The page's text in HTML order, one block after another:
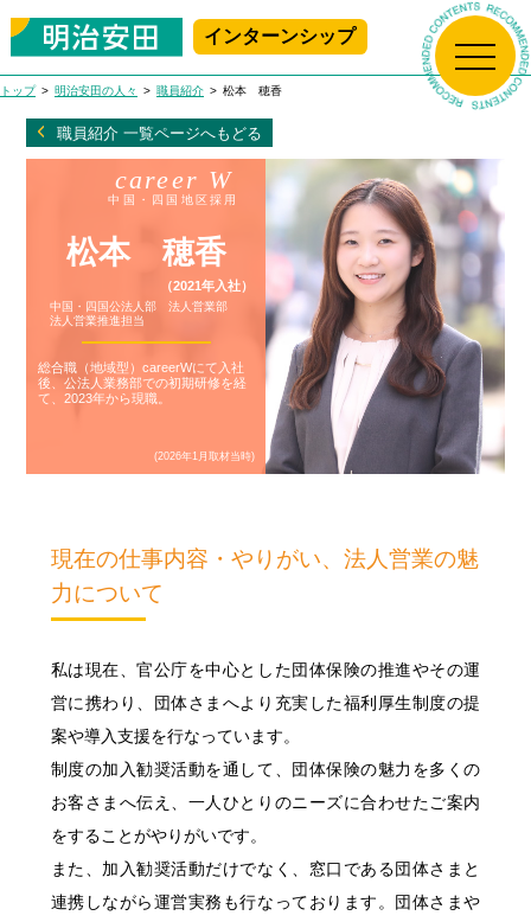
インターンシップ
新規プレエントリー マイページログイン
トップ
生保の学校
生保の学校 Top
アニメで学ぶ!
生命保険ビジネス基礎講座
はじめて学ぶ！
生命保険ビジネス基礎講座
MEIJIYASUDA インターンシップ 2025
明治安田について
明治安田について Top
社長メッセージ
私たちの想い
明治安田ブランドステートメント
明治安田フィロソフィー
明治安田が注力する取組み
ひとに健康を、まちに元気を。
明治安田の人々
明治安田の人々 Top
女性職員に会いに行こう！
"ON"&"OFF" Woman's Style
同期対談
入社5年目･14年目･ 21年目
女性スタッフ座談会
採用担当者メッセージ
採用情報
採用情報 Top
職種とキャリア
募集要項・応募(エントリー)方法
Q&A
トップ 明治安田の人々 職員紹介 松本 穂香
職員紹介 一覧ページへもどる
career W
中国・四国地区採用
松本 穂香
（2021年入社）
中国・四国公法人部 法人営業部
法人営業推進担当
総合職（地域型）careerWにて入社
後、公法人業務部での初期研修を経
て、2023年から現職。
(2026年1月取材当時)
現在の仕事内容・やりがい、法人営業の魅
力について
私は現在、官公庁を中心とした団体保険の推進やその運
営に携わり、団体さまへより充実した福利厚生制度の提
案や導入支援を行なっています。
制度の加入勧奨活動を通して、団体保険の魅力を多くの
お客さまへ伝え、一人ひとりのニーズに合わせたご案内
をすることがやりがいです。
また、加入勧奨活動だけでなく、窓口である団体さまと
連携しながら運営実務も行なっております。団体さまや